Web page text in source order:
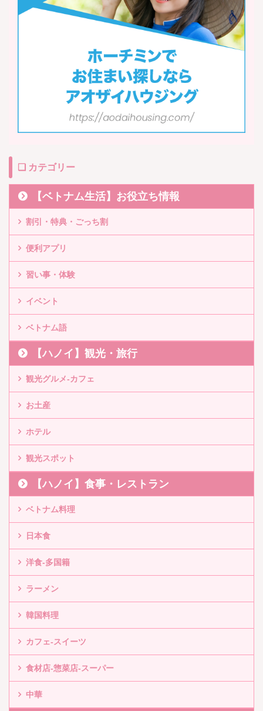
❏ カテゴリー
【ベトナム生活】お役立ち情報
割引・特典・ごっち割
便利アプリ
習い事・体験
イベント
ベトナム語
【ハノイ】観光・旅行
観光グルメ-カフェ
お土産
ホテル
観光スポット
【ハノイ】食事・レストラン
ベトナム料理
日本食
洋食-多国籍
ラーメン
韓国料理
カフェ-スイーツ
食材店-惣菜店-スーパー
中華